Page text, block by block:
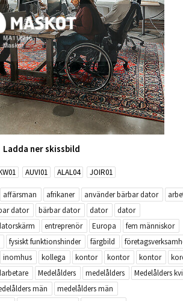
Ladda ner skissbild
AUVI01 ALAL04 JOIR01
affärsman afrikaner använder bärbar dator
dator bärbar dator dator
dator
entreprenör Europa
fem människor
fysiskt funktionshinder färgbild
inomhus kollega kontor kontor kontor
Medelålders medelålders
Medelålders
män
medelålders män